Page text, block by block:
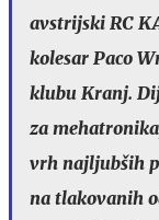
avstrijski RC
kolesar Paco
klubu Kranj.
za
vrh najljubših
na tlakovanih